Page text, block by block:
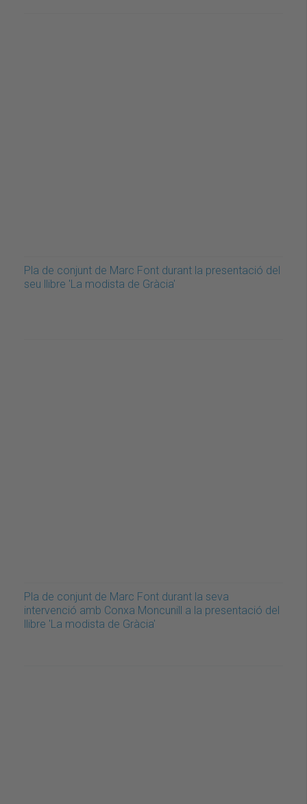
Pla de conjunt de Marc Font durant la presentació del
seu llibre 'La modista de Gràcia'
Pla de conjunt de Marc Font durant la seva
intervenció amb Conxa Moncunill a la presentació del
llibre 'La modista de Gràcia'